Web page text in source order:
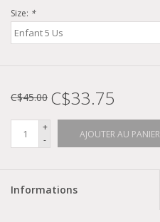
Size: *
C$45.00 C$33.75
+
-
AJOUTER AU PANIER
Informations